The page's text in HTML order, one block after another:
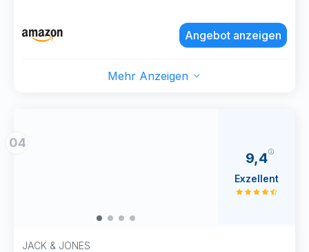
Angebot anzeigen
Mehr Anzeigen
04
JACK & JONES
9,4
Exzellent